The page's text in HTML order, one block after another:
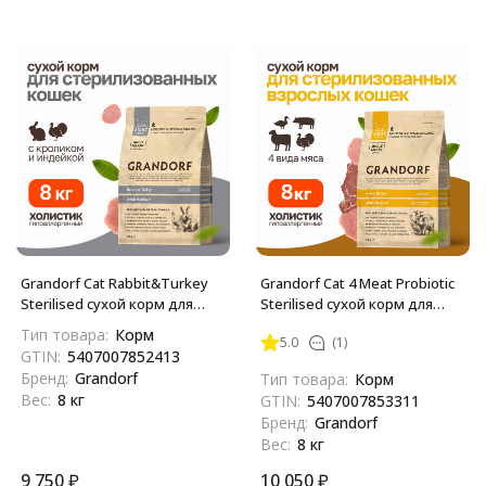
Grandorf Cat Rabbit&Turkey
Sterilised сухой корм для
кошек с кроликом и
индейкой - 8 кг
Тип товара: Корм
GTIN: 5407007852413
Бренд: Grandorf
Вес: 8 кг
9 750₽
Grandorf Cat 4 Meat Probiotic
Sterilised сухой корм для
кошек с четырьмя видами
5.0 (1)
Тип товара: Корм
GTIN: 5407007853311
Бренд: Grandorf
Вес: 8 кг
10 050₽